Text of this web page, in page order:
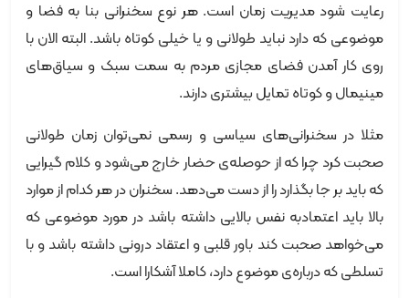
رعایت شود مدیریت زمان است. هر نوع سخنرانی بنا به فضا و
موضوعی که دارد نباید طولانی و یا خیلی کوتاه باشد. البته الان با
روی کار آمدن فضای مجازی مردم به سمت سبک و سیاق‌های
مینیمال و کوتاه تمایل بیشتری دارند.
مثلا در سخنرانی‌های سیاسی و رسمی نمی‌توان زمان طولانی
صحبت کرد چرا که از حوصله‌ی حضار خارج می‌شود و کلام گیرایی
که باید بر جا بگذارد را از دست می‌دهد. سخنران در هر کدام از موارد
بالا باید اعتمادبه نفس بالایی داشته باشد در مورد موضوعی که
می‌خواهد صحبت کند باور قلبی و اعتقاد درونی داشته باشد و با
تسلطی که درباره‌ی موضوع دارد، کاملا آشکارا است.